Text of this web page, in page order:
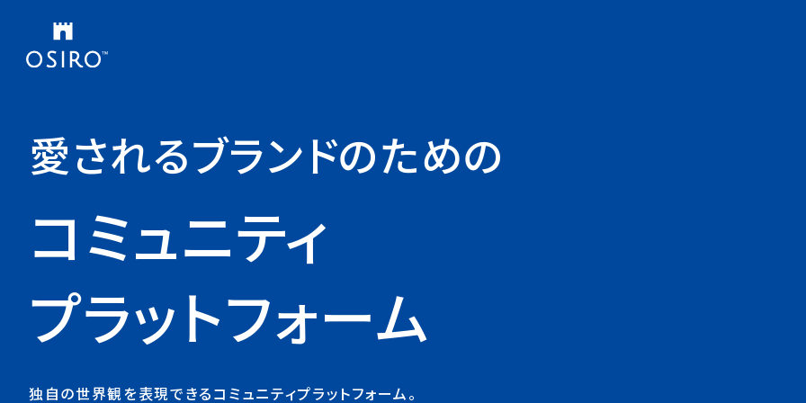
愛されるブランドのための
コミュニティ
プラットフォーム
独自の世界観を表現できるコミュニティプラットフォーム。